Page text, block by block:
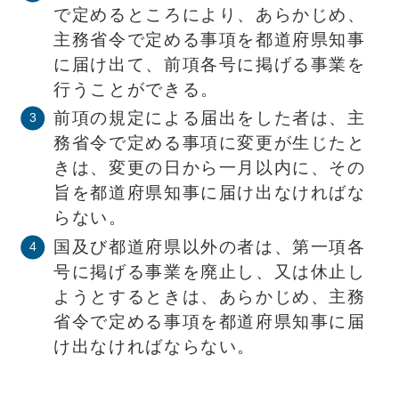
で定めるところにより、あらかじめ、
主務省令で定める事項を都道府県知事
に届け出て、前項各号に掲げる事業を
行うことができる。
前項の規定による届出をした者は、主
務省令で定める事項に変更が生じたと
きは、変更の日から一月以内に、その
旨を都道府県知事に届け出なければな
らない。
国及び都道府県以外の者は、第一項各
号に掲げる事業を廃止し、又は休止し
ようとするときは、あらかじめ、主務
省令で定める事項を都道府県知事に届
け出なければならない。